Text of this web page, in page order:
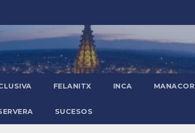
FELANITX INCA MANACOR
SUCESOS